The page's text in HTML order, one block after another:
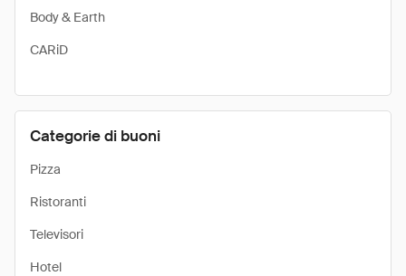
Body & Earth
CARiD
Categorie di buoni
Pizza
Ristoranti
Televisori
Hotel